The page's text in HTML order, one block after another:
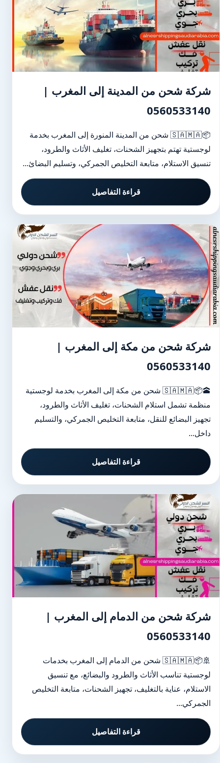
شركة شحن من المدينة إلى المغرب |
0560533140
📦🇸🇦🇲🇦 شحن من المدينة المنورة إلى المغرب بخدمة
لوجستية تهتم بتجهيز الشحنات، تغليف الأثاث والطرود،
تنسيق الاستلام، متابعة التخليص الجمركي، وتسليم البضائ...
قراءة التفاصيل
شركة شحن من مكة إلى المغرب |
0560533140
🕋📦🇸🇦🇲🇦 شحن من مكة إلى المغرب بخدمة لوجستية
منظمة تشمل استلام الشحنات، تغليف الأثاث والطرود،
تجهيز البضائع للنقل، متابعة التخليص الجمركي، والتسليم
داخل...
قراءة التفاصيل
شركة شحن من الدمام إلى المغرب |
0560533140
🚢📦🇸🇦🇲🇦 شحن من الدمام إلى المغرب بخدمات
لوجستية تناسب الأثاث والطرود والبضائع، مع تنسيق
الاستلام، عناية بالتغليف، تجهيز الشحنات، متابعة التخليص
الجمركي...
قراءة التفاصيل